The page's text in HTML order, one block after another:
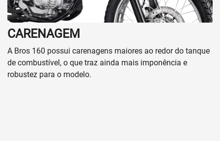
CARENAGEM
A Bros 160 possui carenagens maiores ao redor do tanque
de combustível, o que traz ainda mais imponência e
robustez para o modelo.